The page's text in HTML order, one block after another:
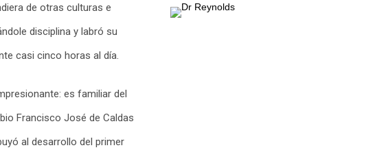
de otras culturas e
disciplina y labró su
casi cinco horas al día.
es familiar del
Francisco José de Caldas
al desarrollo del primer